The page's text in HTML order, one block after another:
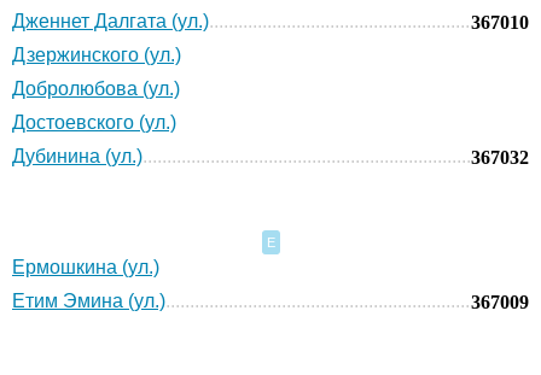
Дженнет Далгата (ул.)
367010
Дзержинского (ул.)
Добролюбова (ул.)
Достоевского (ул.)
Дубинина (ул.)
367032
Е
Ермошкина (ул.)
Етим Эмина (ул.)
367009